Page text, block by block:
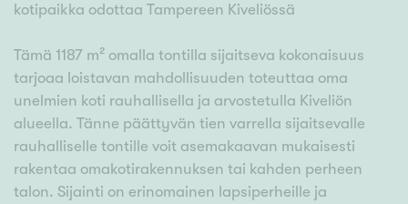
kotipaikka odottaa Tampereen Kiveliössä
Tämä 1187 m² omalla tontilla sijaitseva kokonaisuus
tarjoaa loistavan mahdollisuuden toteuttaa oma
unelmien koti rauhallisella ja arvostetulla Kiveliön
alueella. Tänne päättyvän tien varrella sijaitsevalle
rauhalliselle tontille voit asemakaavan mukaisesti
rakentaa omakotirakennuksen tai kahden perheen
talon. Sijainti on erinomainen lapsiperheille ja